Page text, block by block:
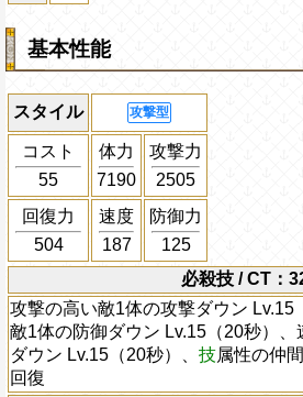
基本性能
スタイル 攻撃型
コスト
55
体力
7190
攻撃力
2505
回復力
504
速度
187
防御力
125
必殺技 / CT：
攻撃の高い敵1体の攻撃ダウン Lv.15
敵1体の防御ダウン Lv.15（20秒）
ダウン Lv.15（20秒）、 技属性の仲
回復